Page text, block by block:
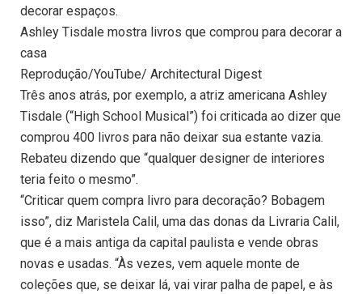
decorar espaços.
Ashley Tisdale mostra livros que comprou para decorar a
casa
Reprodução/YouTube/ Architectural Digest
Três anos atrás, por exemplo, a atriz americana Ashley
Tisdale (“High School Musical”) foi criticada ao dizer que
comprou 400 livros para não deixar sua estante vazia.
Rebateu dizendo que “qualquer designer de interiores
teria feito o mesmo”.
“Criticar quem compra livro para decoração? Bobagem
isso”, diz Maristela Calil, uma das donas da Livraria Calil,
que é a mais antiga da capital paulista e vende obras
novas e usadas. “Às vezes, vem aquele monte de
coleções que, se deixar lá, vai virar palha de papel, e às